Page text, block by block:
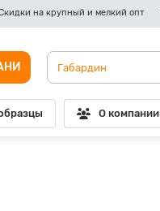
на крупный и мелкий опт
О компании